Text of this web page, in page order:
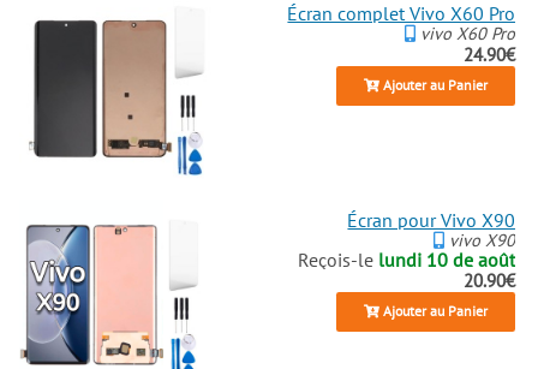
Écran complet Vivo X60 Pro
vivo X60 Pro
24.90€
Ajouter au Panier
Écran pour Vivo X90
vivo X90
Reçois-le lundi 10 de août
20.90€
Ajouter au Panier